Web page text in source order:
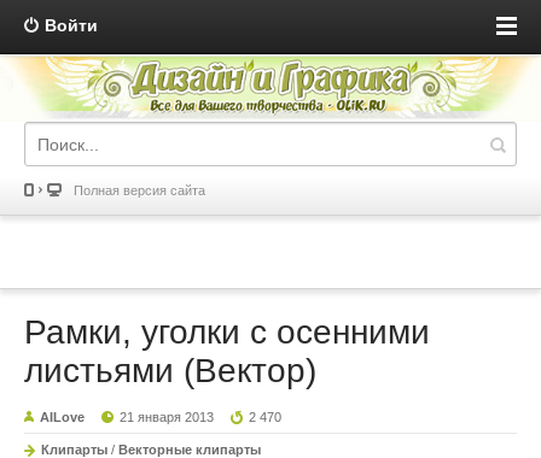
Войти
Полная версия сайта
Рамки, уголки с осенними
листьями (Вектор)
AILove 21 января 2013 2 470
Клипарты / Векторные клипарты